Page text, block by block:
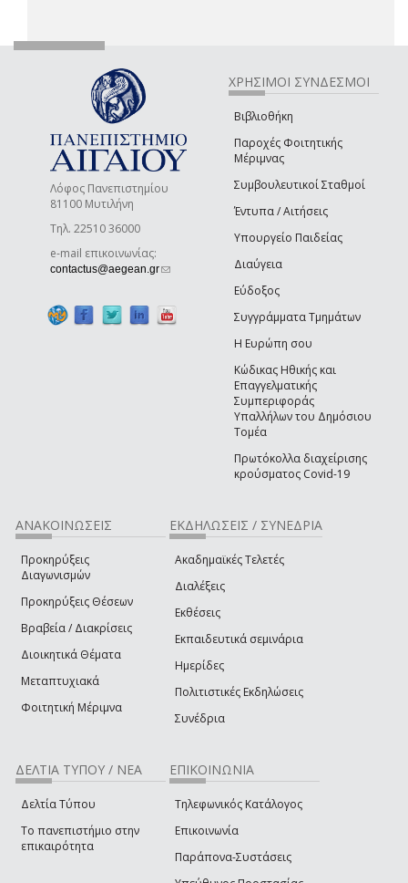
Λόφος Πανεπιστημίου
81100 Μυτιλήνη
Τηλ. 22510 36000
e-mail επικοινωνίας:
contactus@aegean.gr(link sends e-mail)
ΧΡΗΣΙΜΟΙ ΣΥΝΔΕΣΜΟΙ
Βιβλιοθήκη
Παροχές Φοιτητικής
Μέριμνας
Συμβουλευτικοί Σταθμοί
Έντυπα / Αιτήσεις
Υπουργείο Παιδείας
Διαύγεια
Εύδοξος
Συγγράμματα Τμημάτων
Η Ευρώπη σου
Κώδικας Ηθικής και
Επαγγελματικής
Συμπεριφοράς
Υπαλλήλων του Δημόσιου
Τομέα
Πρωτόκολλα διαχείρισης
κρούσματος Covid-19
ΑΝΑΚΟΙΝΩΣΕΙΣ
Προκηρύξεις
Διαγωνισμών
Προκηρύξεις Θέσεων
Βραβεία / Διακρίσεις
Διοικητικά Θέματα
Μεταπτυχιακά
Φοιτητική Μέριμνα
ΕΚΔΗΛΩΣΕΙΣ / ΣΥΝΕΔΡΙΑ
Ακαδημαϊκές Τελετές
Διαλέξεις
Εκθέσεις
Εκπαιδευτικά σεμινάρια
Ημερίδες
Πολιτιστικές Εκδηλώσεις
Συνέδρια
ΔΕΛΤΙΑ ΤΥΠΟΥ / ΝΕΑ
Δελτία Τύπου
Το πανεπιστήμιο στην
επικαιρότητα
ΕΠΙΚΟΙΝΩΝΙΑ
Τηλεφωνικός Κατάλογος
Επικοινωνία
Παράπονα-Συστάσεις